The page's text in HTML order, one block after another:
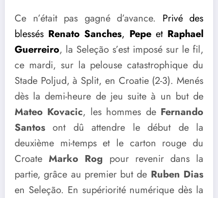
Ce n’était pas gagné d’avance. Privé des
blessés Renato Sanches, Pepe et Raphael
Guerreiro, la Seleção s’est imposé sur le fil,
ce mardi, sur la pelouse catastrophique du
Stade Poljud, à Split, en Croatie (2-3). Menés
dès la demi-heure de jeu suite à un but de
Mateo Kovacic, les hommes de Fernando
Santos ont dû attendre le début de la
deuxième mi-temps et le carton rouge du
CroateMarko Rog pour revenir dans la
partie, grâce au premier but de Ruben Dias
en Seleção. En supériorité numérique dès la